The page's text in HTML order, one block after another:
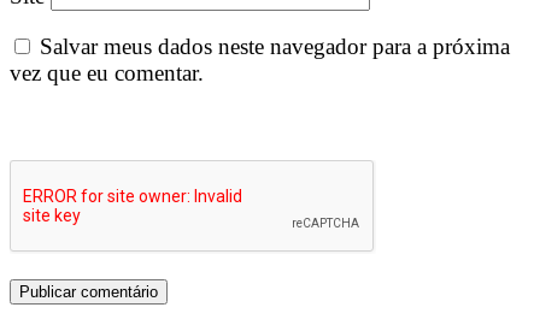
Salvar meus dados neste navegador para a próxima
vez que eu comentar.